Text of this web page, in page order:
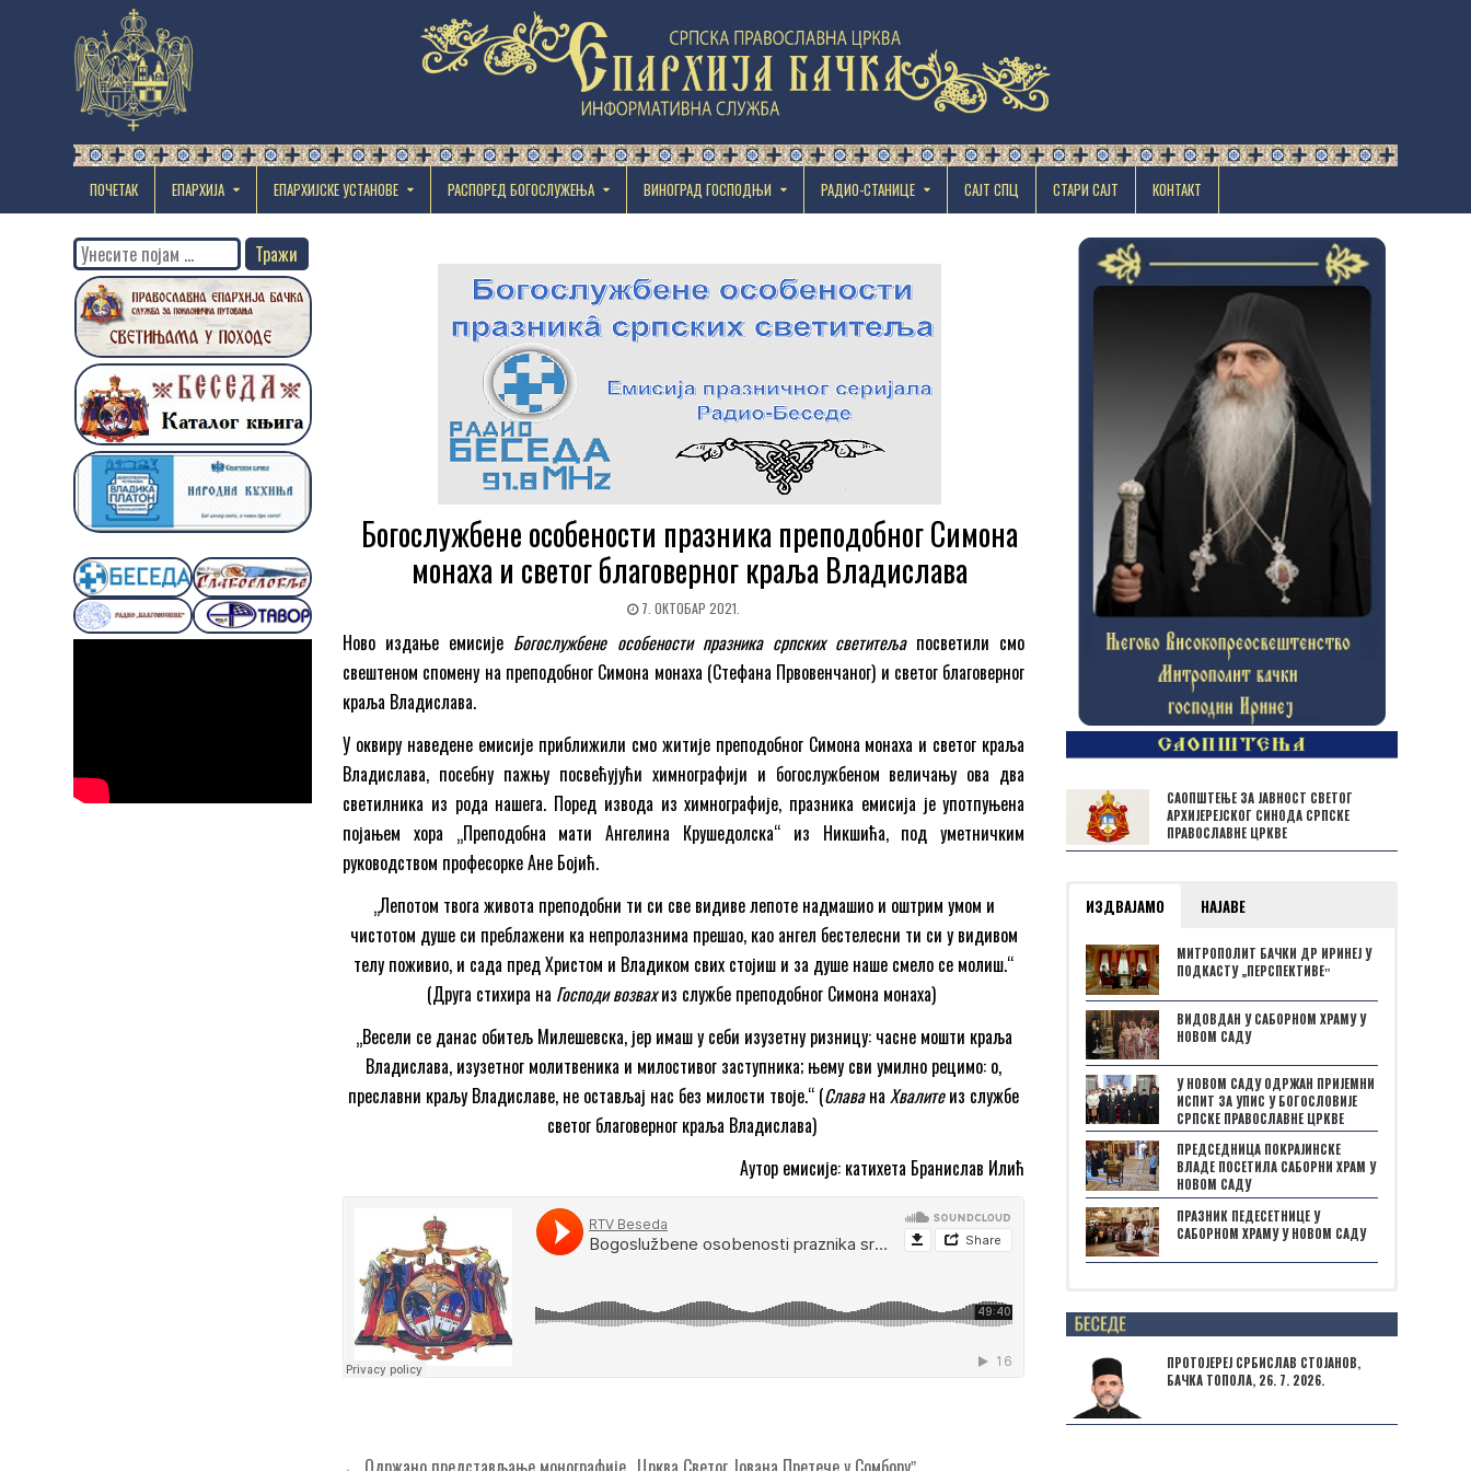
ПОЧЕТАК ЕПАРХИЈА EПАРХИЈСКЕ УСТАНОВЕ РАСПОРЕД БОГОСЛУЖЕЊА ВИНОГРАД ГОСПОДЊИ РАДИО-СТАНИЦЕ САЈТ СПЦ СТАРИ САЈТ КОНТАКТ
Богослужбене особености празника преподобног Симона
монаха и светог благоверног краља Владислава
7. ОКТОБАР 2021.
Ново издање емисије Богослужбене особености празника српских светитељапосветили смо
свештеном спомену на преподобног Симона монаха (Стефана Првовенчаног) и светог благоверног
краља Владислава.
У оквиру наведене емисије приближили смо житије преподобног Симона монаха и светог краља
Владислава, посебну пажњу посвећујући химнографији и богослужбеном величању ова два
светилника из рода нашега. Поред извода из химнографије, празника емисија је употпуњена
појањем хора „Преподобна мати Ангелина Крушедолска“ из Никшића, под уметничким
руководством професорке Ане Бојић.
„Лепотом твога живота преподобни ти си све видиве лепоте надмашио и оштрим умом и
чистотом душе си преблажени ка непролазнима прешао, као ангел бестелесни ти си у видивом
телу поживио, и сада пред Христом и Владиком свих стојиш и за душе наше смело се молиш.“
(Друга стихира на Господи возвахиз службе преподобног Симона монаха)
„Весели се данас обитељ Милешевска, јер имаш у себи изузетну ризницу: часне мошти краља
Владислава, изузетног молитвеника и милостивог заступника; њему сви умилно рецимо: о,
преславни краљу Владиславе, не остављај нас без милости твоје.“ (СлаванаХвалитеиз службе
светог благоверног краља Владислава)
Аутор емисије: катихета Бранислав Илић
Search
for:
САОПШТЕЊЕ ЗА ЈАВНОСТ СВЕТОГ
АРХИЈЕРЕЈСКОГ СИНОДА СРПСКЕ
ПРАВОСЛАВНЕ ЦРКВЕ
ИЗДВАЈАМО НАЈАВЕ
МИТРОПОЛИТ БАЧКИ ДР ИРИНЕЈ У
ПОДКАСТУ „ПЕРСПЕКТИВЕˮ
ВИДОВДАН У САБОРНОМ ХРАМУ У
НОВОМ САДУ
У НОВОМ САДУ ОДРЖАН ПРИЈЕМНИ
ИСПИТ ЗА УПИС У БОГОСЛОВИЈЕ
СРПСКЕ ПРАВОСЛАВНЕ ЦРКВЕ
ПРЕДСЕДНИЦА ПОКРАЈИНСКЕ
ВЛАДЕ ПОСЕТИЛА САБОРНИ ХРАМ У
НОВОМ САДУ
ПРАЗНИК ПЕДЕСЕТНИЦЕ У
САБОРНОМ ХРАМУ У НОВОМ САДУ
Posts not found
ПРОТОЈЕРЕЈ СРБИСЛАВ СТОЈАНОВ,
БАЧКА ТОПОЛА, 26. 7. 2026.